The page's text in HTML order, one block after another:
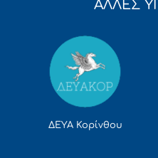
ΑΛΛΕΣ
ΔΕΥΑ Κορίνθου